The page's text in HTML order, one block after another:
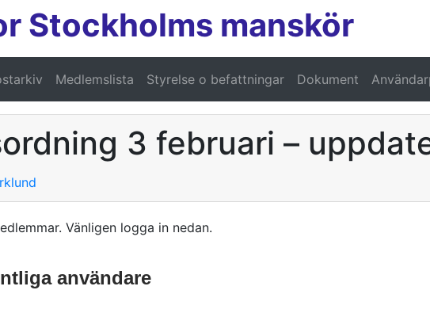
Stockholms manskör
Medlemslista Styrelse o befattningar Dokument
3 februari –
Vänligen logga in nedan.
användare